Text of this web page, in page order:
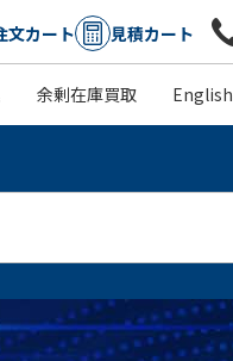
文カート 見積カート
余剰在庫買取 English